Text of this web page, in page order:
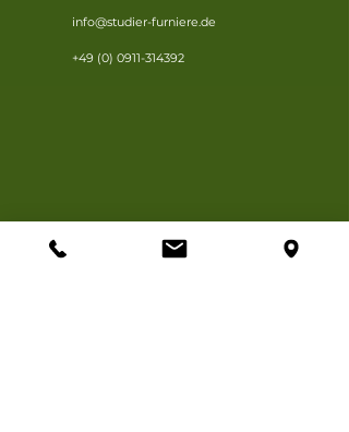
info@studier-furniere.de
+49 (0) 0911-314392